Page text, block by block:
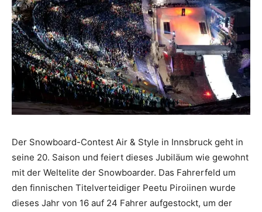
Der Snowboard-Contest Air & Style in Innsbruck geht in
seine 20. Saison und feiert dieses Jubiläum wie gewohnt
mit der Weltelite der Snowboarder. Das Fahrerfeld um
den finnischen Titelverteidiger Peetu Piroiinen wurde
dieses Jahr von 16 auf 24 Fahrer aufgestockt, um der